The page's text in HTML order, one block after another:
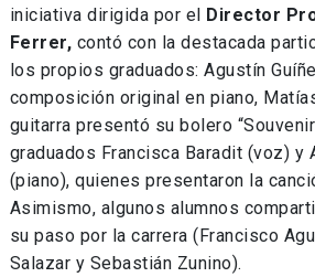
iniciativa dirigida por el Director
Ferrer, contó con la destacada
los propios graduados: Agustín
composición original en piano,
guitarra presentó su bolero
graduados Francisca Baradit (voz) y
(piano), quienes presentaron la
Asimismo, algunos alumnos
su paso por la carrera (Francisco
Salazar y Sebastián Zunino).